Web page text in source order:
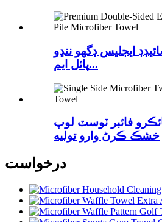
ايجليس ڊگھو ننڍو
پائل ايم...
فائبر ٽوسٽ لوپ
خشڪ ڪرڻ وارو توليه
درخواست